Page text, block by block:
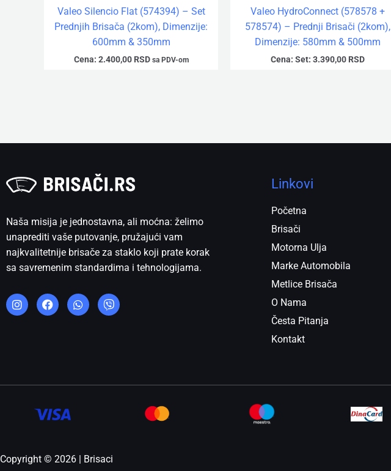
Valeo Silencio Flat (574394) – Set
Prednjih Brisača (2kom), Dimenzije:
600mm & 350mm
Cena: 2.400,00 RSD sa PDV-om
Valeo HydroConnect (578578 +
578574) – Prednji Brisači (2kom),
Dimenzije: 580mm & 500mm
Cena: Set: 3.390,00 RSD
Naša misija je jednostavna, ali moćna: želimo
unaprediti vaše putovanje, pružajući vam
najkvalitetnije brisače za staklo koji prate korak
sa savremenim standardima i tehnologijama.
n
s
a
c
h
a
i
b
Linkovi
Početna
Brisači
Motorna Ulja
Marke Automobila
Metlice Brisača
O Nama
Česta Pitanja
Kontakt
Copyright © 2026 | Brisaci